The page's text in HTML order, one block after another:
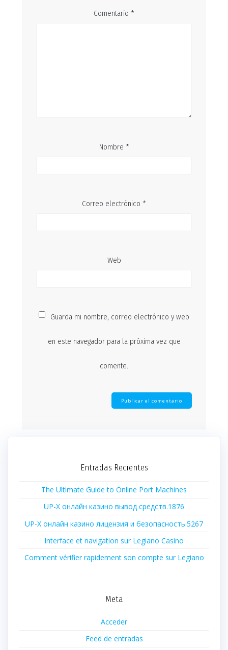
Comentario *
Nombre *
Correo electrónico *
Web
Guarda mi nombre, correo electrónico y web
en este navegador para la próxima vez que
comente.
Entradas Recientes
The Ultimate Guide to Online Port Machines
UP-X онлайн казино вывод средств.1876
UP-X онлайн казино лицензия и безопасность.5267
Interface et navigation sur Legiano Casino
Comment vérifier rapidement son compte sur Legiano
Meta
Acceder
Feed de entradas